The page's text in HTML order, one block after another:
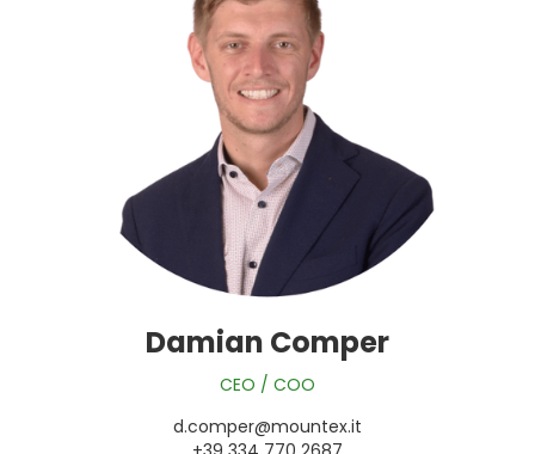
Damian Comper
CEO / COO
d.comper@mountex.it